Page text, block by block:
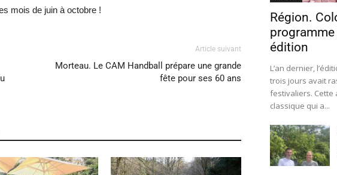
mois de juin à octobre !
Article suivant
Morteau. Le CAM Handball prépare une grande
fête pour ses 60 ans
Région.
édition
L’an dernier,
trois jours avait
festivaliers. Cette
classique qui a...